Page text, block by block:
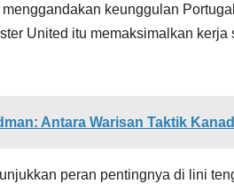
keunggulan
United itu memaksimalkan
Antara Warisan Taktik
peran pentingnya di lini